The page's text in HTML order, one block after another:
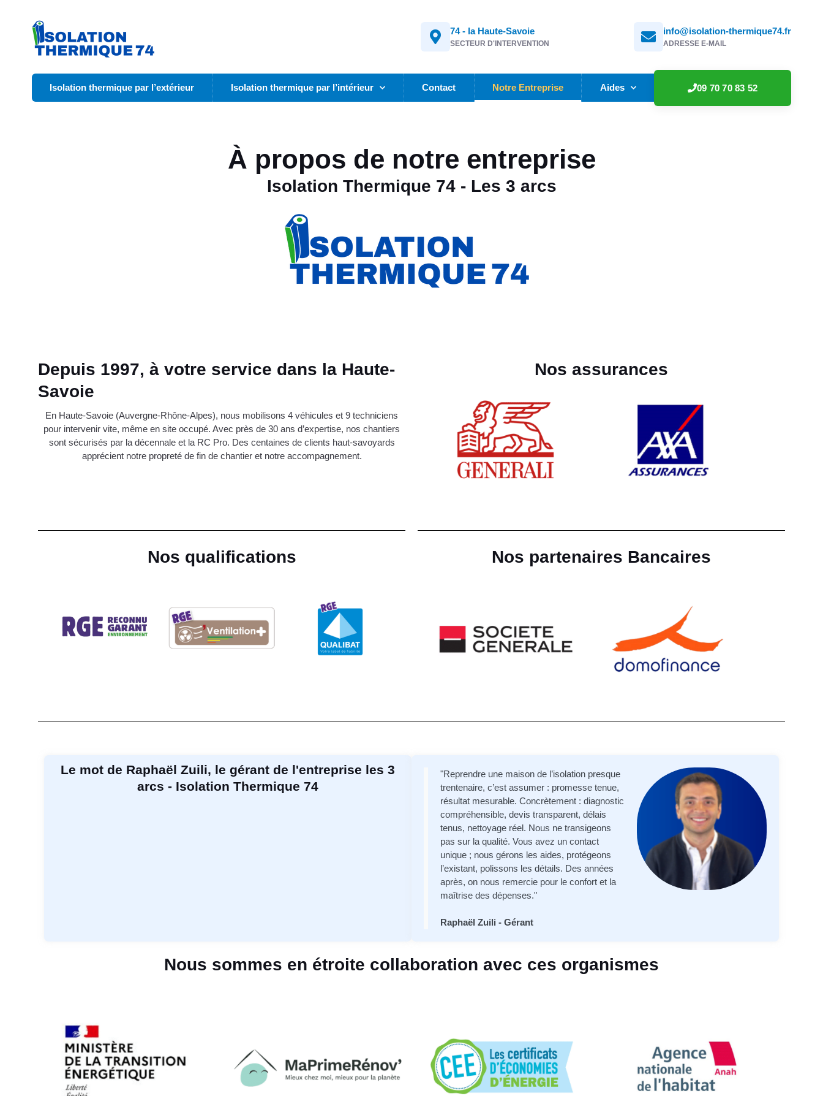
74 - la Haute-Savoie
SECTEUR D'INTERVENTION
info@isolation-thermique74.fr
ADRESSE E-MAIL
Isolation thermique par l’extérieur Isolation thermique par l’intérieur Contact Notre Entreprise Aides 09 70 70 83 52
À propos de notre entreprise
Isolation Thermique 74 - Les 3 arcs
Depuis 1997, à votre service dans la Haute-
Savoie
En Haute-Savoie (Auvergne-Rhône-Alpes), nous mobilisons 4 véhicules et 9 techniciens
pour intervenir vite, même en site occupé. Avec près de 30 ans d’expertise, nos chantiers
sont sécurisés par la décennale et la RC Pro. Des centaines de clients haut-savoyards
apprécient notre propreté de fin de chantier et notre accompagnement.
Nos assurances
Nos qualifications Nos partenaires Bancaires
Le mot de Raphaël Zuili, le gérant de l'entreprise les 3
arcs - Isolation Thermique 74
"Reprendre une maison de l’isolation presque
trentenaire, c’est assumer : promesse tenue,
résultat mesurable. Concrètement : diagnostic
compréhensible, devis transparent, délais
tenus, nettoyage réel. Nous ne transigeons
pas sur la qualité. Vous avez un contact
unique ; nous gérons les aides, protégeons
l’existant, polissons les détails. Des années
après, on nous remercie pour le confort et la
maîtrise des dépenses."
Raphaël Zuili - Gérant
Nous sommes en étroite collaboration avec ces organismes